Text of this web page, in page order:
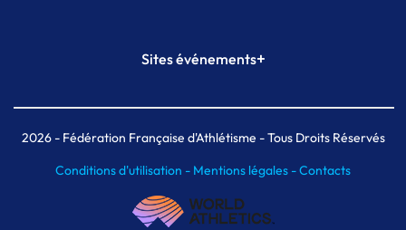
Plateforme Formation
Sites événements+
Meeting de Paris indoor
MAIF Ekiden de Paris
2026- Fédération Française d'Athlétisme - Tous Droits Réservés
Conditions d'utilisation - Mentions légales -Contacts